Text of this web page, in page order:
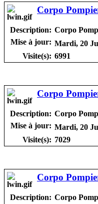
Corpo
Description: Corpo
Mise à jour: Mardi, 20
Visite(s): 6991
Corpo
Description: Corpo
Mise à jour: Mardi, 20
Visite(s): 7029
Corpo
Description: Corpo